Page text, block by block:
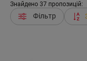
Знайдено 37 пропозицій:
Фільтр